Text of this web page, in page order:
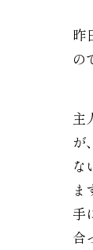
昨
の
主
が
な
ま
手
合